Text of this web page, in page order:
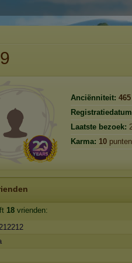
Anciënniteit: 465
Laatste bezoek:
Karma: 10 punten
18 vrienden: